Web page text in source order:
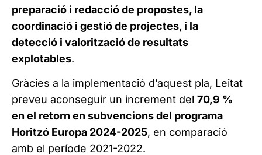
preparació i redacció de propostes, la
coordinació i gestió de projectes, i la
detecció i valorització de resultats
explotables.
Gràcies a la implementació d’aquest pla, Leitat
preveu aconseguir un increment del 70,9 %
en el retorn en subvencions del programa
Horitzó Europa 2024-2025, en comparació
amb el període 2021-2022.